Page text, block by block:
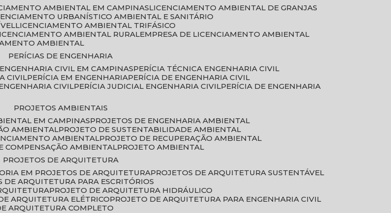
AMBIENTAL EM CAMPINAS LICENCIAMENTO AMBIENTAL DE GRANJAS
URBANÍSTICO AMBIENTAL E SANITÁRIO
LICENCIAMENTO AMBIENTAL TRIFÁSICO
LICENCIAMENTO AMBIENTAL RURAL EMPRESA DE LICENCIAMENTO AMBIENTAL
AMBIENTAL
PERÍCIAS DE ENGENHARIA
ENGENHARIA CIVIL EM CAMPINAS
PERÍCIA TÉCNICA ENGENHARIA CIVIL
CIVIL PERÍCIA EM ENGENHARIA
PERÍCIA DE ENGENHARIA CIVIL
ENGENHARIA CIVIL PERÍCIA JUDICIAL ENGENHARIA CIVIL
PERÍCIA DE ENGENHARIA
PROJETOS AMBIENTAIS
EM CAMPINAS
PROJETOS DE ENGENHARIA AMBIENTAL
AMBIENTAL
PROJETO DE SUSTENTABILIDADE AMBIENTAL
AMBIENTAL
PROJETO DE RECUPERAÇÃO AMBIENTAL
COMPENSAÇÃO AMBIENTAL
PROJETO AMBIENTAL
PROJETOS DE ARQUITETURA
EM PROJETOS DE ARQUITETURA
PROJETOS DE ARQUITETURA SUSTENTÁVEL
DE ARQUITETURA PARA ESCRITÓRIOS
PROJETO DE ARQUITETURA HIDRÁULICO
ARQUITETURA ELÉTRICO
PROJETO DE ARQUITETURA PARA ENGENHARIA CIVIL
ARQUITETURA COMPLETO